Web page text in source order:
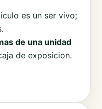
es un ser vivo;
de una unidad
de exposicion.